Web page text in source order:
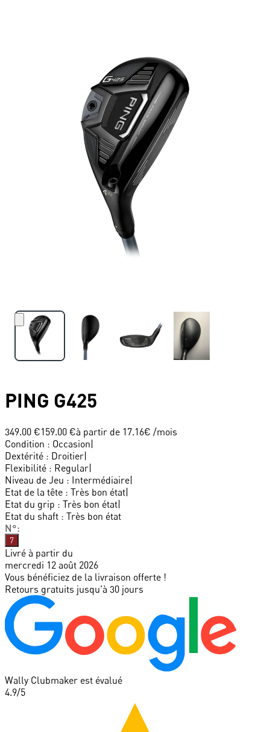
PING G425
349.00 €159.00 €à partir de 17.16€ /mois
Condition : Occasion|
Dextérité : Droitier|
Flexibilité : Regular|
Niveau de Jeu : Intermédiaire|
Etat de la tête : Très bon état|
Etat du grip : Très bon état|
Etat du shaft : Très bon état
N°:
7
Livré à partir du
mercredi 12 août 2026
Vous bénéficiez de la livraison offerte !
Retours gratuits jusqu'à 30 jours
Wally Clubmaker est évalué
4.9/5